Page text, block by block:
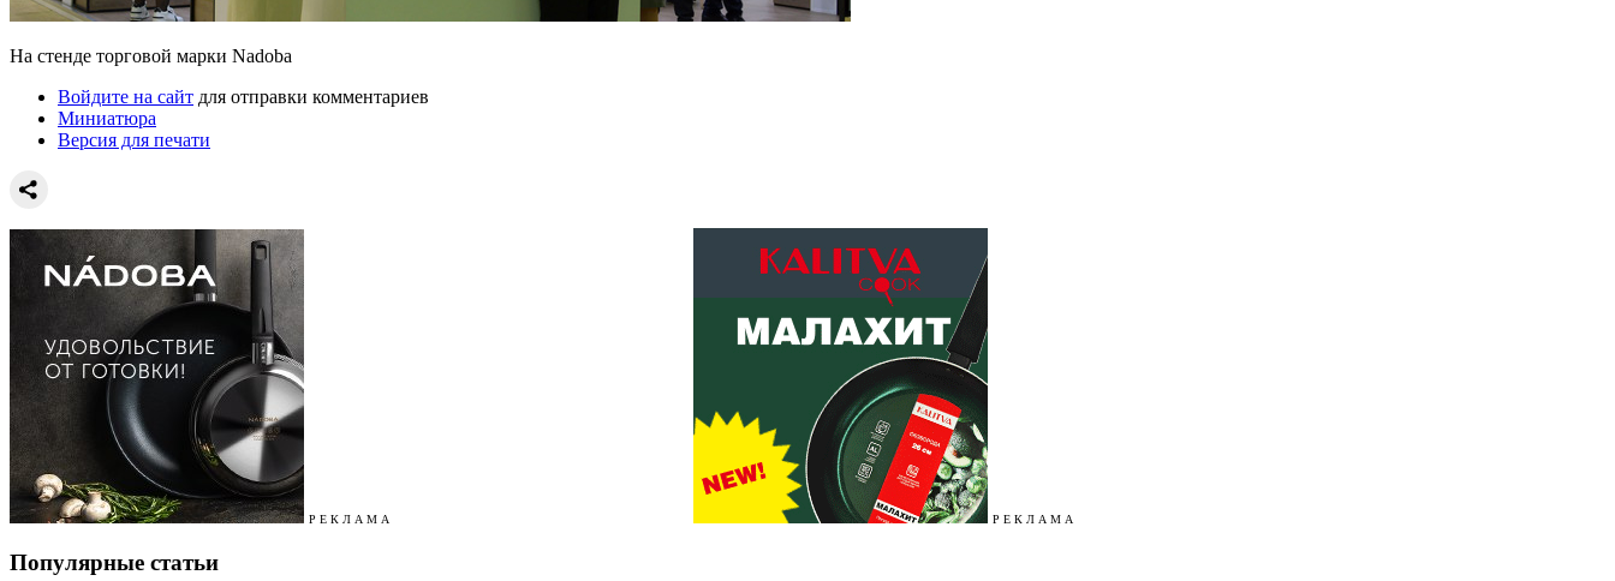
На стенде торговой марки Nadoba
Войдите на сайт для отправки комментариев
Миниатюра
Версия для печати
Р Е К Л А М А Р Е К Л А М А
Популярные статьи